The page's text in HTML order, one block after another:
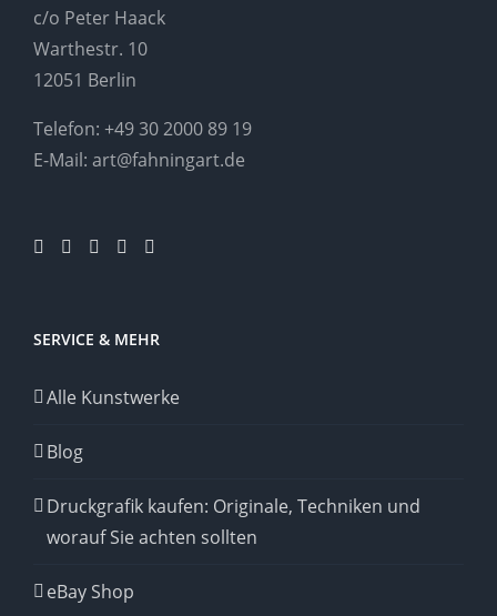
c/o Peter Haack
Warthestr. 10
12051 Berlin
Telefon: +49 30 2000 89 19
E-Mail: art@fahningart.de
SERVICE & MEHR
Alle Kunstwerke
Blog
Druckgrafik kaufen: Originale, Techniken und
worauf Sie achten sollten
eBay Shop